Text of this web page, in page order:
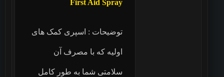
First Aid Spray
توضیحات : اسپری کمک های
اولیه که با مصرف آن
سلامتی شما به طور کامل